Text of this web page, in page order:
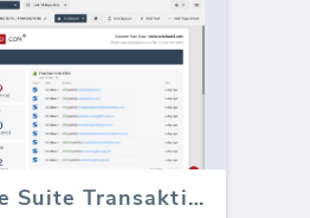
E-Commerce Suite Transaktionen (Bericht)